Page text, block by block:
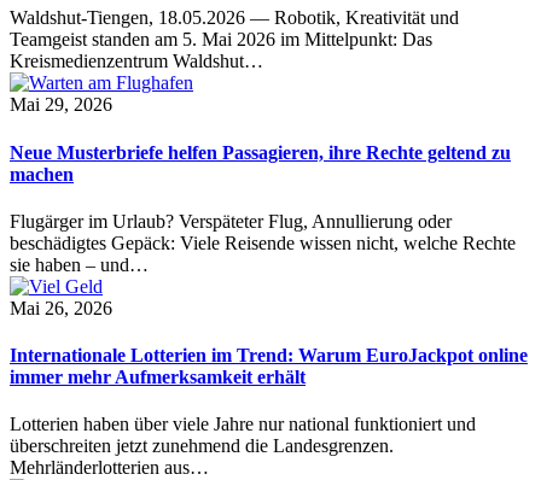
Waldshut-Tiengen, 18.05.2026 — Robotik, Kreativität und
Teamgeist standen am 5. Mai 2026 im Mittelpunkt: Das
Kreismedienzentrum Waldshut…
Mai 29, 2026
Neue Musterbriefe helfen Passagieren, ihre Rechte geltend zu
machen
Flugärger im Urlaub? Verspäteter Flug, Annullierung oder
beschädigtes Gepäck: Viele Reisende wissen nicht, welche Rechte
sie haben – und…
Mai 26, 2026
Internationale Lotterien im Trend: Warum EuroJackpot online
immer mehr Aufmerksamkeit erhält
Lotterien haben über viele Jahre nur national funktioniert und
überschreiten jetzt zunehmend die Landesgrenzen.
Mehrländerlotterien aus…